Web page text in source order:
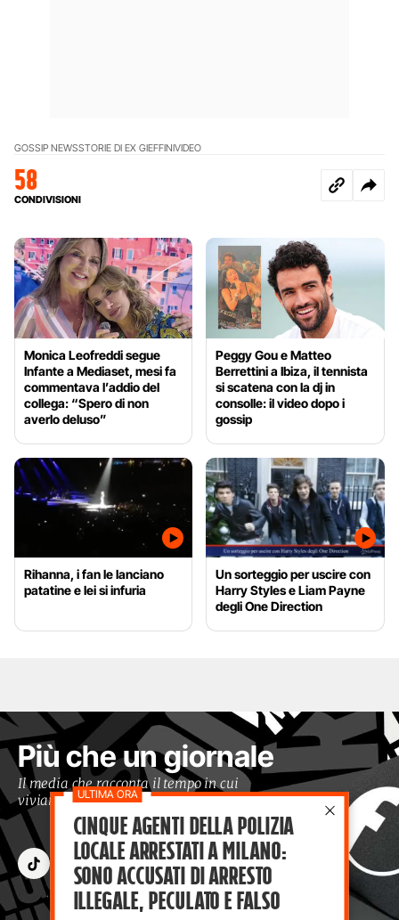
GOSSIP NEWSSTORIE DI EX GIEFFINIVIDEO
58
CONDIVISIONI
Monica Leofreddi segue
Infante a Mediaset, mesi fa
commentava l’addio del
collega: “Spero di non
averlo deluso”
Peggy Gou e Matteo
Berrettini a Ibiza, il tennista
si scatena con la dj in
consolle: il video dopo i
gossip
Rihanna, i fan le lanciano
patatine e lei si infuria
Un sorteggio per uscire con
Harry Styles e Liam Payne
degli One Direction
Più che un giornale
Il media che racconta il tempo in cui
viviamo con occhi moderni
Cinque agenti della polizia
locale arrestati a Milano:
sono accusati di arresto
illegale, peculato e falso